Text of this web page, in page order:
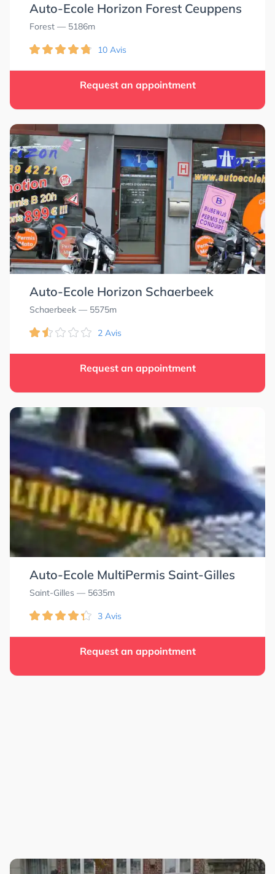
Auto-Ecole Horizon Forest Ceuppens
Forest — 5186m
10 Avis
Request an appointment
Auto-Ecole Horizon Schaerbeek
Schaerbeek — 5575m
2 Avis
Request an appointment
Auto-Ecole MultiPermis Saint-Gilles
Saint-Gilles — 5635m
3 Avis
Request an appointment